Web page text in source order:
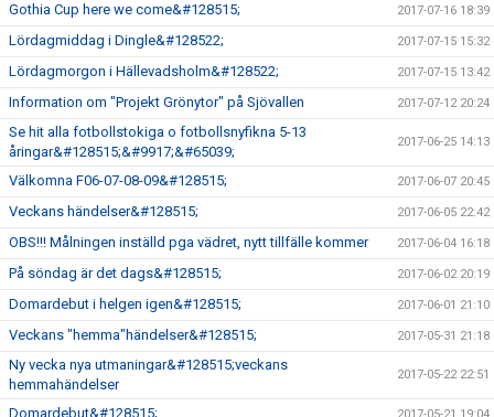
Gothia Cup here we come&#128515; 2017-07-16 18:39
Lördagmiddag i Dingle&#128522; 2017-07-15 15:32
Lördagmorgon i Hällevadsholm&#128522; 2017-07-15 13:42
Information om "Projekt Grönytor" på Sjövallen 2017-07-12 20:24
Se hit alla fotbollstokiga o fotbollsnyfikna 5-13
åringar&#128515;&#9917;&#65039;
2017-06-25 14:13
Välkomna F06-07-08-09&#128515; 2017-06-07 20:45
Veckans händelser&#128515; 2017-06-05 22:42
OBS!!! Målningen inställd pga vädret, nytt tillfälle kommer 2017-06-04 16:18
På söndag är det dags&#128515; 2017-06-02 20:19
Domardebut i helgen igen&#128515; 2017-06-01 21:10
Veckans "hemma"händelser&#128515; 2017-05-31 21:18
Ny vecka nya utmaningar&#128515;veckans
hemmahändelser
2017-05-22 22:51
Domardebut&#128515;